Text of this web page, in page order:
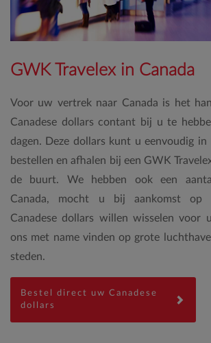
GWK Travelex in Canada
Voor uw vertrek naar Canada is het
Canadese dollars contant bij u te
dagen. Deze dollars kunt u eenvoudig
bestellen en afhalen bij een GWK
de buurt. We hebben ook een
Canada, mocht u bij aankomst op
Canadese dollars willen wisselen voor
ons met name vinden op grote
steden.
Bestel direct uw Canadese
dollars